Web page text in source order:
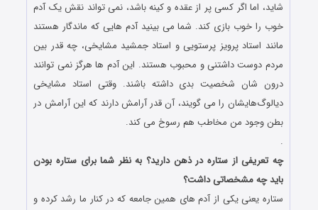
شاید، اما اگر کسی پر از عقده و کینه باشد، نمی ‌تواند نقش یک آدم‌
خوب را خوب بازی کند. شما می ‌بینید آدم ‌هایی که ماندگار هستند
مانند استاد پرویز پرستویی و استاد جمشید مشایخی، ‌چه قدر بین
مردم دوست ‌داشتنی و محبوب هستند. این آدم ‌‌ها هرگز نمی ‌توانند
درون شان شخصیت بدی داشته باشند. وقتی استاد مشایخی
دیالوگ‌‌هایشان را می‌ گویند، آن قدر آرامش دارند که این آرامش در
بطن وجود من مخاطب هم رسوخ می‌ کند.
.
چه تعریفی از ستاره در ذهن دارید؟ به نظر شما برای ستاره بودن
باید چه مشخصاتی داشت؟
ستاره یعنی یکی از آدم های همین جامعه که در کنار ما رشد کرده و